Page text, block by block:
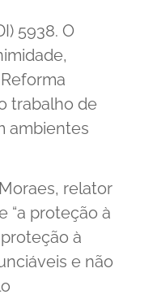
5938. O
trabalho de
ambientes
relator
“a proteção à
à
e não